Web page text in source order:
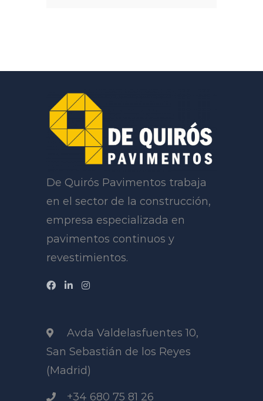
De Quirós Pavimentos trabaja
en el sector de la construcción,
empresa especializada en
pavimentos continuos y
revestimientos.
Avda Valdelasfuentes 10,
San Sebastián de los Reyes
(Madrid)
+34 680 75 81 26